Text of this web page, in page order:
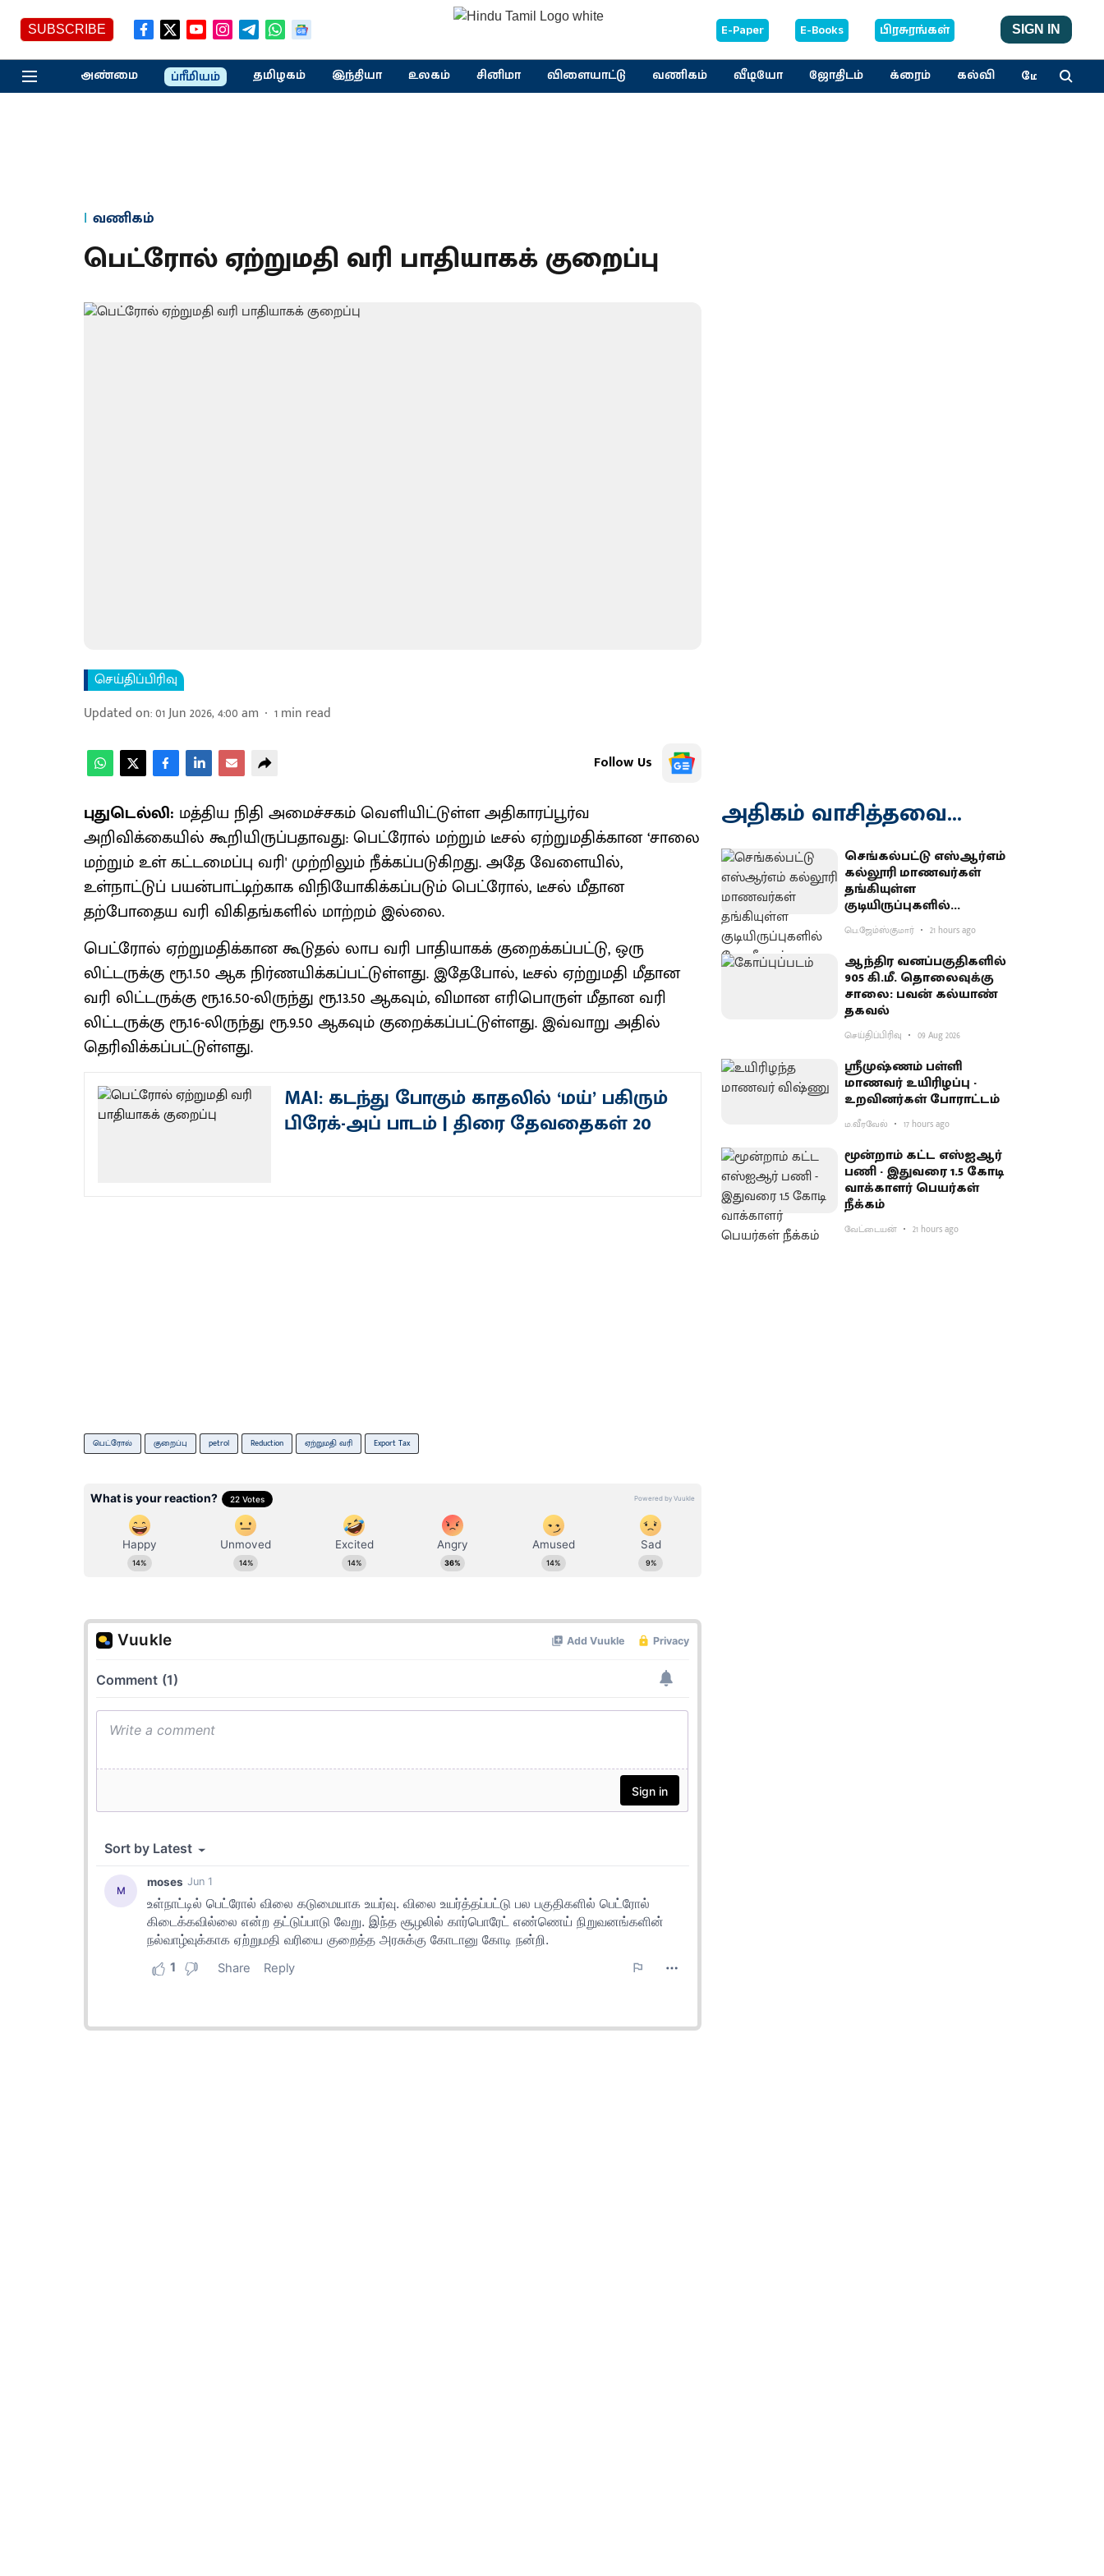
SUBSCRIBE E-Paper E-Books பிரசுரங்கள் SIGN IN
அண்மை ப்ரீமியம் தமிழகம் இந்தியா உலகம் சினிமா விளையாட்டு வணிகம் வீடியோ ஜோதிடம் க்ரைம் கல்வி மேலும்
வணிகம்
பெட்ரோல் ஏற்றுமதி வரி பாதியாகக் குறைப்பு
செய்திப்பிரிவு
Updated on:01 Jun 2026, 4:00 am 1min read
Follow Us
புதுடெல்லி: மத்திய நிதி அமைச்சகம் வெளியிட்டுள்ள அதிகாரப்பூர்வ
அறிவிக்கையில் கூறியிருப்பதாவது: பெட்ரோல் மற்றும் டீசல் ஏற்றுமதிக்கான ‘சாலை
மற்றும் உள் கட்டமைப்பு வரி' முற்றிலும் நீக்கப்படுகிறது. அதே வேளையில்,
உள்நாட்டுப் பயன்பாட்டிற்காக விநியோகிக்கப்படும் பெட்ரோல், டீசல் மீதான
தற்போதைய வரி விகிதங்களில் மாற்றம் இல்லை.
பெட்ரோல் ஏற்றுமதிக்கான கூடுதல் லாப வரி பாதியாகக் குறைக்கப்பட்டு, ஒரு
லிட்டருக்கு ரூ.1.50 ஆக நிர்ணயிக்கப்பட்டுள்ளது. இதேபோல், டீசல் ஏற்றுமதி மீதான
வரி லிட்டருக்கு ரூ.16.50-லிருந்து ரூ.13.50 ஆகவும், விமான எரிபொருள் மீதான வரி
லிட்டருக்கு ரூ.16-லிருந்து ரூ.9.50 ஆகவும் குறைக்கப்பட்டுள்ளது. இவ்வாறு அதில்
தெரிவிக்கப்பட்டுள்ளது.
MAI: கடந்து போகும் காதலில் ‘மய்’ பகிரும்
பிரேக்-அப் பாடம் | திரை தேவதைகள் 20
பெட்ரோல் குறைப்பு petrol Reduction ஏற்றுமதி வரி Export Tax
அதிகம் வாசித்தவை...
செங்கல்பட்டு எஸ்ஆர்எம்
கல்லூரி மாணவர்கள்
தங்கியுள்ள
குடியிருப்புகளில்
போலீஸார் சோதனை
பெ.ஜேம்ஸ்குமார் 21 hours ago
ஆந்திர வனப்பகுதிகளில்
905 கி.மீ. தொலைவுக்கு
சாலை: பவன் கல்யாண்
தகவல்
செய்திப்பிரிவு 09 Aug 2026
ஸ்ரீமுஷ்ணம் பள்ளி
மாணவர் உயிரிழப்பு -
உறவினர்கள் போராட்டம்
ம.வீரவேல் 17 hours ago
மூன்றாம் கட்ட எஸ்ஐஆர்
பணி - இதுவரை 1.5 கோடி
வாக்காளர் பெயர்கள்
நீக்கம்
வேட்டையன் 21 hours ago